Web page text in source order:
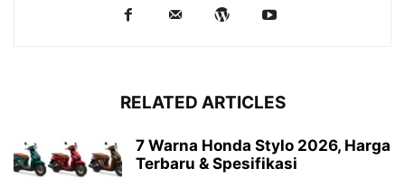
RELATED ARTICLES
7 Warna Honda Stylo 2026, Harga
Terbaru & Spesifikasi